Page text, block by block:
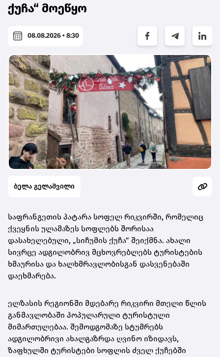
ქუჩა“ მოეწყო
08.08.2026 • 8:30
ბელა გელაშვილი
საფრანგეთის პატარა სოფელ რიკვირში, რომელიც
ქვეყნის ულამაზეს სოფლებს შორისაა
დასახელებული, „სიჩუმის ქუჩა“ შეიქმნა. ახალი
სივრცე ადგილობრივ მცხოვრებლებს ტურისტების
ხმაურისა და ხალხმრავლობისგან დასვენებაში
დაეხმარება.
ელზასის რეგიონში მდებარე რიკვირი მთელი წლის
განმავლობაში პოპულარული ტურისტული
მიმართულებაა. შემოდგომაზე სტუმრებს
ადგილობრივი ახალგაზრდა ღვინო იზიდავს,
ზაფხულში ტურისტები სოფლის ძველ ქუჩებში